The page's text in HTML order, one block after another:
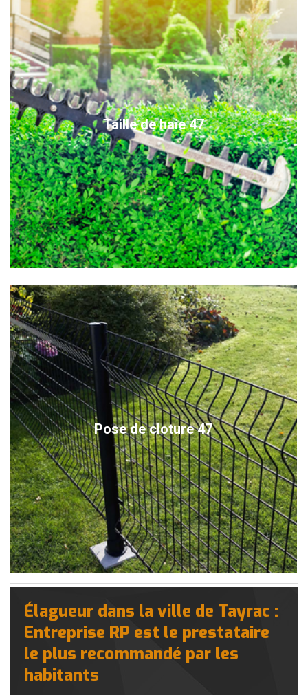
Taille de haie 47
Pose de cloture 47
Élagueur dans la ville de Tayrac :
Entreprise RP est le prestataire
le plus recommandé par les
habitants